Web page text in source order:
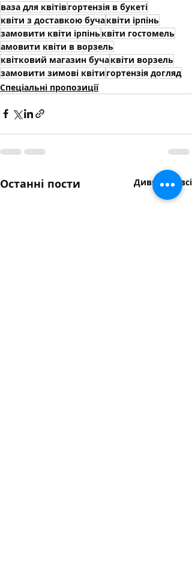
ваза для квітівгортензія в букеті
квіти з доставкою бучаквіти ірпінь
замовити квіти ірпінь квіти гостомель
амовити квіти в ворзель
квітковий магазин бучаквіти ворзель
замовити зимові квіти гортензія догляд
Спеціальні пропозиції
Останні пости Дивитися всі